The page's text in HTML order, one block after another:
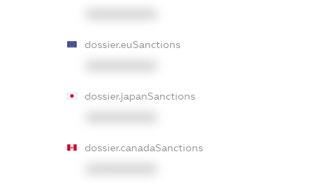
dossier.euSanctions
dossier.japanSanctions
dossier.canadaSanctions